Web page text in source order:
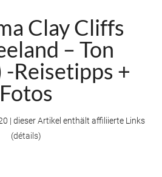
Clay Cliffs
– Ton
Reisetipps +
Fotos
| dieser Artikel enthält affiliierte Links
(détails)